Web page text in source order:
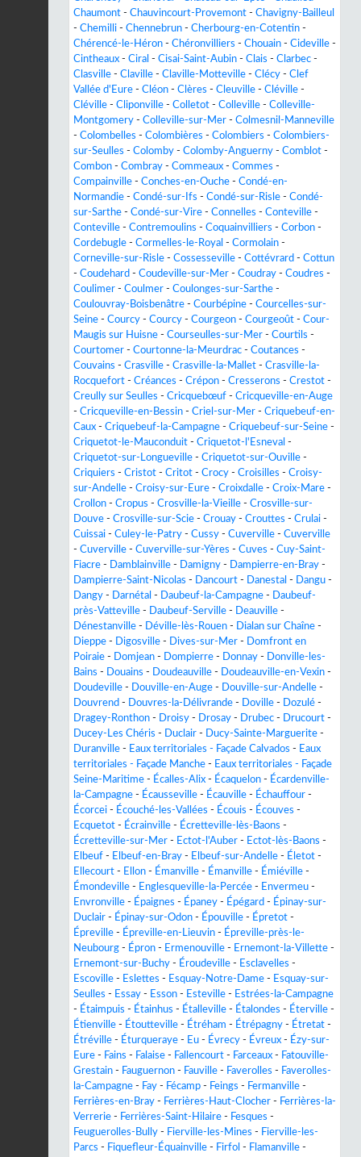
Chaumont - Chauvincourt-Provemont - Chavigny-Bailleul
- Chemilli - Chennebrun - Cherbourg-en-Cotentin -
Chérencé-le-Héron - Chéronvilliers - Chouain - Cideville -
Cintheaux - Ciral - Cisai-Saint-Aubin - Clais - Clarbec -
Clasville - Claville - Claville-Motteville - Clécy - Clef
Vallée d'Eure - Cléon - Clères - Cleuville - Cléville -
Cléville - Cliponville - Colletot - Colleville - Colleville-
Montgomery - Colleville-sur-Mer - Colmesnil-Manneville
- Colombelles - Colombières - Colombiers - Colombiers-
sur-Seulles - Colomby - Colomby-Anguerny - Comblot -
Combon - Combray - Commeaux - Commes -
Compainville - Conches-en-Ouche - Condé-en-
Normandie - Condé-sur-Ifs - Condé-sur-Risle - Condé-
sur-Sarthe - Condé-sur-Vire - Connelles - Conteville -
Conteville - Contremoulins - Coquainvilliers - Corbon -
Cordebugle - Cormelles-le-Royal - Cormolain -
Corneville-sur-Risle - Cossesseville - Cottévrard - Cottun
- Coudehard - Coudeville-sur-Mer - Coudray - Coudres -
Coulimer - Coulmer - Coulonges-sur-Sarthe -
Coulouvray-Boisbenâtre - Courbépine - Courcelles-sur-
Seine - Courcy - Courcy - Courgeon - Courgeoût - Cour-
Maugis sur Huisne - Courseulles-sur-Mer - Courtils -
Courtomer - Courtonne-la-Meurdrac - Coutances -
Couvains - Crasville - Crasville-la-Mallet - Crasville-la-
Rocquefort - Créances - Crépon - Cresserons - Crestot -
Creully sur Seulles - Cricquebœuf - Cricqueville-en-Auge
- Cricqueville-en-Bessin - Criel-sur-Mer - Criquebeuf-en-
Caux - Criquebeuf-la-Campagne - Criquebeuf-sur-Seine -
Criquetot-le-Mauconduit - Criquetot-l'Esneval -
Criquetot-sur-Longueville - Criquetot-sur-Ouville -
Criquiers - Cristot - Critot - Crocy - Croisilles - Croisy-
sur-Andelle - Croisy-sur-Eure - Croixdalle - Croix-Mare -
Crollon - Cropus - Crosville-la-Vieille - Crosville-sur-
Douve - Crosville-sur-Scie - Crouay - Crouttes - Crulai -
Cuissai - Culey-le-Patry - Cussy - Cuverville - Cuverville
- Cuverville - Cuverville-sur-Yères - Cuves - Cuy-Saint-
Fiacre - Damblainville - Damigny - Dampierre-en-Bray -
Dampierre-Saint-Nicolas - Dancourt - Danestal - Dangu -
Dangy - Darnétal - Daubeuf-la-Campagne -
Daubeuf-
près-Vatteville - Daubeuf-Serville - Deauville -
Dénestanville - Déville-lès-Rouen - Dialan sur Chaîne -
Dieppe - Digosville - Dives-sur-Mer -
Domfront en
Poiraie - Domjean - Dompierre - Donnay -
Donville-les-
Bains - Douains - Doudeauville - Doudeauville-en-Vexin -
Doudeville - Douville-en-Auge - Douville-sur-Andelle -
Douvrend - Douvres-la-Délivrande - Doville - Dozulé -
Dragey-Ronthon - Droisy - Drosay - Drubec - Drucourt -
Ducey-Les Chéris - Duclair - Ducy-Sainte-Marguerite -
Duranville - Eaux territoriales - Façade Calvados - Eaux
territoriales - Façade Manche - Eaux territoriales - Façade
Seine-Maritime - Écalles-Alix - Écaquelon - Écardenville-
la-Campagne - Écausseville - Écauville - Échauffour -
Écorcei - Écouché-les-Vallées - Écouis - Écouves -
Ecquetot - Écrainville - Écretteville-lès-Baons -
Écretteville-sur-Mer - Ectot-l'Auber - Ectot-lès-Baons -
Elbeuf - Elbeuf-en-Bray - Elbeuf-sur-Andelle - Életot -
Ellecourt - Ellon - Émanville - Émanville - Émiéville -
Émondeville - Englesqueville-la-Percée - Envermeu -
Envronville - Épaignes - Épaney - Épégard - Épinay-sur-
Duclair - Épinay-sur-Odon - Épouville - Épretot -
Épreville - Épreville-en-Lieuvin - Épreville-près-le-
Neubourg - Épron - Ermenouville - Ernemont-la-Villette -
Ernemont-sur-Buchy - Éroudeville - Esclavelles -
Escoville - Eslettes - Esquay-Notre-Dame - Esquay-sur-
Seulles - Essay - Esson - Esteville - Estrées-la-Campagne
- Étaimpuis - Étainhus - Étalleville - Étalondes - Éterville -
Étienville - Étoutteville - Étréham - Étrépagny - Étretat -
Étréville - Éturqueraye - Eu - Évrecy - Évreux - Ézy-sur-
Eure - Fains - Falaise - Fallencourt - Farceaux - Fatouville-
Grestain - Fauguernon - Fauville - Faverolles - Faverolles-
la-Campagne - Fay - Fécamp - Feings - Fermanville -
Ferrières-en-Bray - Ferrières-Haut-Clocher - Ferrières-la-
Verrerie - Ferrières-Saint-Hilaire - Fesques -
Feuguerolles-Bully - Fierville-les-Mines - Fierville-les-
Parcs - Fiquefleur-Équainville - Firfol - Flamanville -